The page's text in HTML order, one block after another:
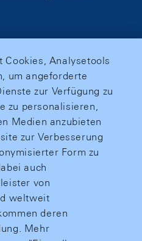
Cookies, Analysetools
um angeforderte
zur Verfügung zu
zu personalisieren,
Medien anzubieten
zur Verbesserung
Form zu
auch
von
weltweit
deren
Mehr